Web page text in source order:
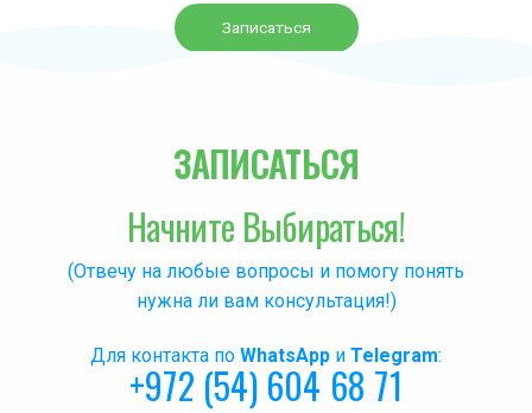
Записаться
ЗАПИСАТЬСЯ
Начните Выбираться!
(Отвечу на любые вопросы и помогу понять
нужна ли вам консультация!)
Для контакта по WhatsApp и Telegram:
+972 (54) 604 68 71